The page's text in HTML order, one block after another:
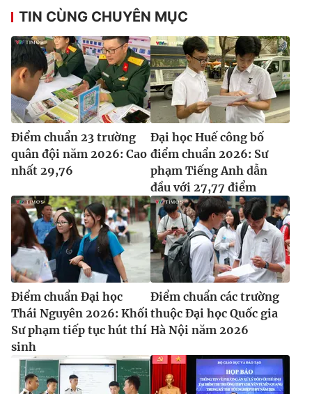
TIN CÙNG CHUYÊN MỤC
Điểm chuẩn 23 trường
quân đội năm 2026: Cao
nhất 29,76
Đại học Huế công bố
điểm chuẩn 2026: Sư
phạm Tiếng Anh dẫn
đầu với 27,77 điểm
Điểm chuẩn Đại học
Thái Nguyên 2026: Khối
Sư phạm tiếp tục hút thí
sinh
Điểm chuẩn các trường
thuộc Đại học Quốc gia
Hà Nội năm 2026